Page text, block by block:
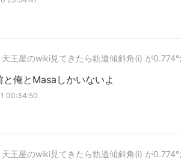
王星のwiki見てきたら軌道傾斜角(i) が0.774°
と俺とMasaしかいないよ
00:34:50
王星のwiki見てきたら軌道傾斜角(i) が0.774°